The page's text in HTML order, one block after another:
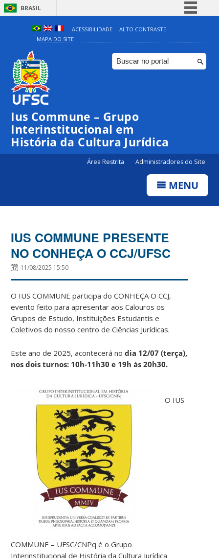
BRASIL
Simplifique!
Comunica BR
Participe
ACESSIBILIDADE
ALTO CONTRASTE
MAPA DO SITE
Ius Commune – Grupo
Interinstitucional em
História da Cultura Jurídica
Área Restrita Administradores do Site
MENU
IUS COMMUNE PRESENTE
NO CONHEÇA O CCJ/UFSC
11/08/2025 15:50
O IUS COMMUNE participa do CONHEÇA O CCJ,
evento feito para apresentar aos Calouros os
Grupos de Estudo, Instituições Estudantis e
Coletivos do nosso centro de Ciências Jurídicas.
Este ano de 2025, acontecerá nodia 12/07 (terça),
nos dois turnos: 10h-11h30 e 19h às 20h30.
O IUS
COMMUNE – UFSC/CNPq é o Grupo
Interinstitucional de História da Cultura Jurídica